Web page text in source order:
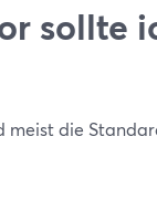
sollte
meist die